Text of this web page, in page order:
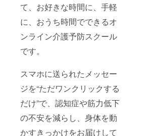
て、お好きな時間に、手軽
に、おうち時間でできるオ
ンライン介護予防スクール
です。
スマホに送られたメッセー
ジを“ただワンクリックする
だけ”で、認知症や筋力低下
の不安を減らし、身体を動
かすきっかけをお届けして